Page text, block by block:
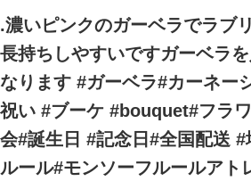
.濃いピンクのガーベラでラブ
長持ちしやすいですガーベラ
なります #ガーベラ#カーネ
祝い #ブーケ #bouquet#フラ
会#誕生日 #記念日#全国配送
ルール#モンソーフルールアト